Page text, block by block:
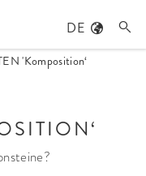
DE 
'Komposition‘